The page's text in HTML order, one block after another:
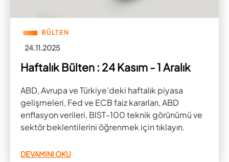
BÜLTEN
24.11.2025
Haftalık Bülten : 24 Kasım - 1 Aralık
ABD, Avrupa ve Türkiye'deki haftalık piyasa
gelişmeleri, Fed ve ECB faiz kararları, ABD
enflasyon verileri, BIST-100 teknik görünümü ve
sektör beklentilerini öğrenmek için tıklayın.
DEVAMINI OKU